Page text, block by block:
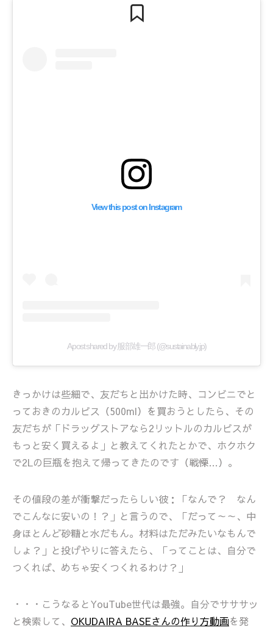
View this post on Instagram
A post shared by 服部雄一郎 (@sustainably.jp)
きっかけは些細で、友だちと出かけた時、コンビニでと
っておきのカルピス（500ml）を買おうとしたら、その
友だちが「ドラッグストアなら2リットルのカルピスが
もっと安く買えるよ」と教えてくれたとかで、ホクホク
で2Lの巨瓶を抱えて帰ってきたのです（戦慄…）。
その値段の差が衝撃だったらしい彼：「なんで？ なん
でこんなに安いの！？」と言うので、「だって～～、中
身ほとんど砂糖と水だもん。材料はただみたいなもんで
しょ？」と投げやりに答えたら、「ってことは、自分で
つくれば、めちゃ安くつくれるわけ？」
・・・こうなるとYouTube世代は最強。自分でサササッ
と検索して、 OKUDAIRA BASEさんの作り方動画を発